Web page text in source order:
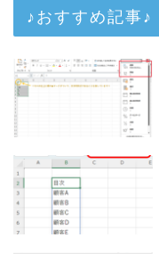
♪おすすめ記事♪